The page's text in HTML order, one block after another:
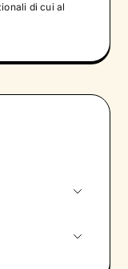
di cui al